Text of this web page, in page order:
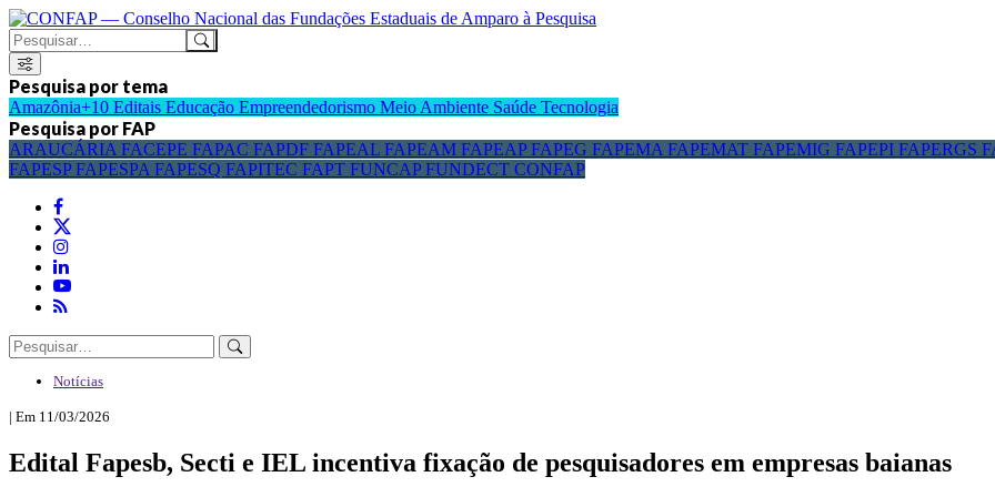
Pesquisa por tema
Amazônia+10 Editais Educação Empreendedorismo Meio Ambiente Saúde Tecnologia
Pesquisa por FAP
ARAUCÁRIA FACEPE FAPAC FAPDF FAPEAL FAPEAM FAPEAPFAPEG FAPEMA FAPEMAT FAPEMIG FAPEPI FAPERGS
FAPESPFAPESPA FAPESQ FAPITEC FAPT FUNCAPFUNDECT CONFAP
Notícias
| Em 11/03/2026
Edital Fapesb, Secti e IEL incentiva fixação de pesquisadores em empresas baianas